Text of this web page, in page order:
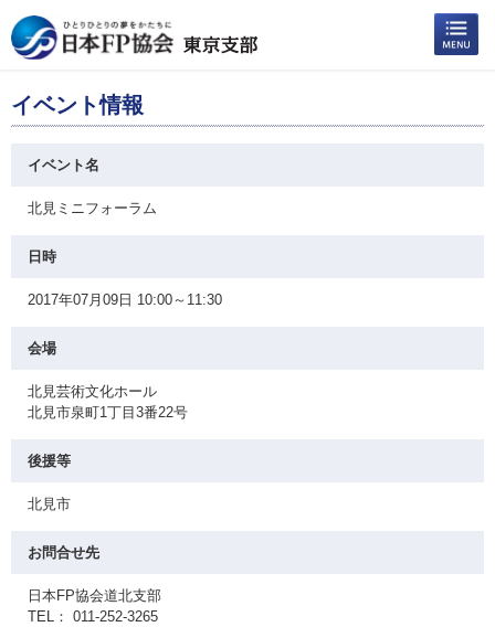
イベント情報
イベント名
北見ミニフォーラム
日時
2017年07月09日 10:00～11:30
会場
北見芸術文化ホール
北見市泉町1丁目3番22号
後援等
北見市
お問合せ先
日本FP協会道北支部
TEL： 011-252-3265